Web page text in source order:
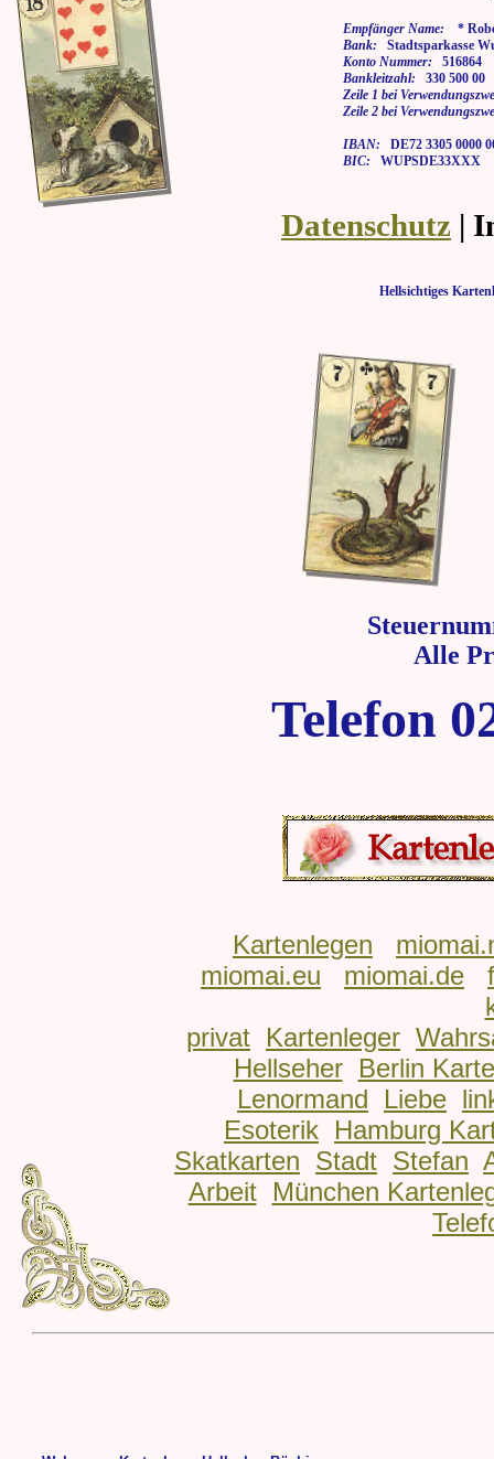
Empfänger Name: *
Bank: Stadtsparkasse
Konto Nummer: 516864
Bankleitzahl: 330 500 00
Zeile 1 bei
Zeile 2 bei
IBAN: DE72 3305 0000
BIC: WUPSDE33XXX
Datenschutz |
Hellsichtiges
Alle
Telefon
Kartenlegen
miomai.eu
miomai.de
privat Kartenleger
Hellseher
Berlin
Lenormand
Liebe
Esoterik Hamburg
Skatkarten Stadt Stefan
Arbeit
München